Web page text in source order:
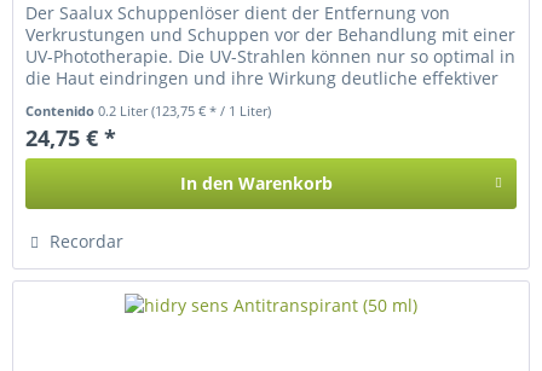
Der Saalux Schuppenlöser dient der Entfernung von
Verkrustungen und Schuppen vor der Behandlung mit einer
UV-Phototherapie. Die UV-Strahlen können nur so optimal in
die Haut eindringen und ihre Wirkung deutliche effektiver
Contenido0.2 Liter(123,75 € * / 1 Liter)
24,75 € *
In den Warenkorb
Recordar